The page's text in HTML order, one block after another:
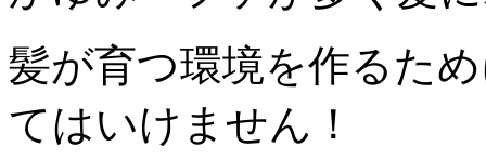
髪が育つ環境を作るた
てはいけません！